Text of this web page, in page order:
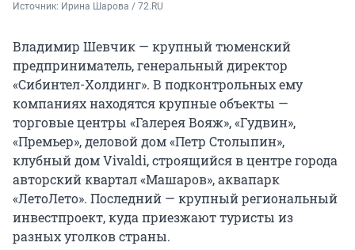
Источник: Ирина Шарова / 72.RU
Владимир Шевчик — крупный тюменский
предприниматель, генеральный директор
«Сибинтел-Холдинг». В подконтрольных ему
компаниях находятся крупные объекты —
торговые центры «Галерея Вояж», «Гудвин»,
«Премьер», деловой дом «Петр Столыпин»,
клубный дом Vivaldi, строящийся в центре города
авторский квартал «Машаров», аквапарк
«ЛетоЛето». Последний — крупный региональный
инвестпроект, куда приезжают туристы из
разных уголков страны.